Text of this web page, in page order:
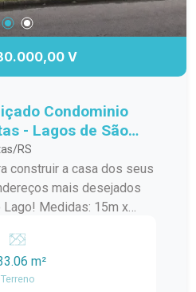
sua visita.
V
Condominio
- Lagos de São
RS
construir a casa dos seus
mais desejados
padrão Excelente
Ideal para quem busca
de vida Invista
m²
Terreno